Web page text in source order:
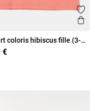
favoris
coloris hibiscus fille (3-
€